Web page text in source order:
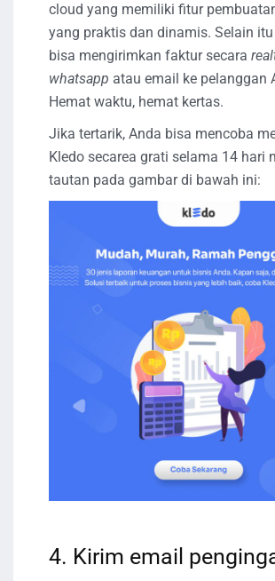
cloud yang memiliki fitur
yang praktis dan dinamis. Selain
bisa mengirimkan faktur secara
whatsapp atau email ke pelanggan
Hemat waktu, hemat kertas.
Jika tertarik, Anda bisa mencoba
Kledo secarea grati selama 14 hari
tautan pada gambar di bawah ini:
4. Kirim email